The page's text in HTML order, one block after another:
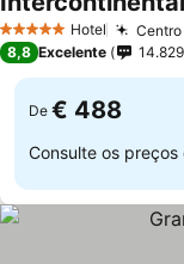
5 Estrelas Hotel
8,8 Excelente 14.829
De € 488
Consulte os preços